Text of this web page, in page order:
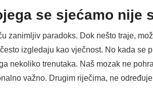
se sjećamo nije
zanimljiv paradoks. Dok nešto traje,
izgledaju kao vječnost. No kada
nekoliko trenutaka. Naš mozak ne
važno. Drugim riječima, ne